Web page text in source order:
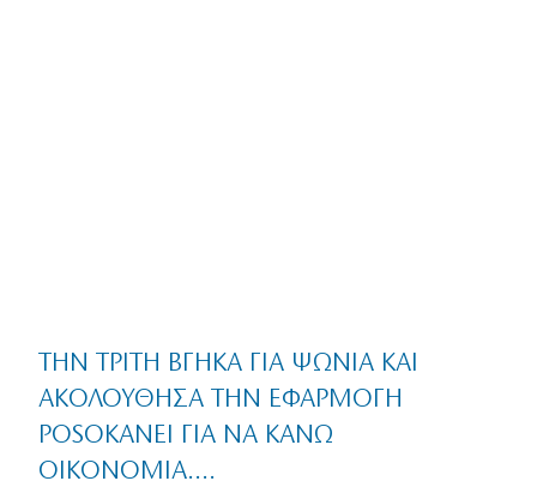
ΤΗΝ ΤΡΊΤΗ ΒΓΉΚΑ ΓΙΑ ΨΏΝΙΑ ΚΑΙ
ΑΚΟΛΟΎΘΗΣΑ ΤΗΝ ΕΦΑΡΜΟΓΉ
POSOKANEI ΓΙΑ ΝΑ ΚΆΝΩ
ΟΙΚΟΝΟΜΊΑ….